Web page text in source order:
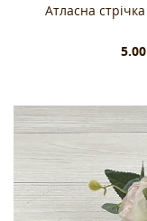
Атласна
5.00